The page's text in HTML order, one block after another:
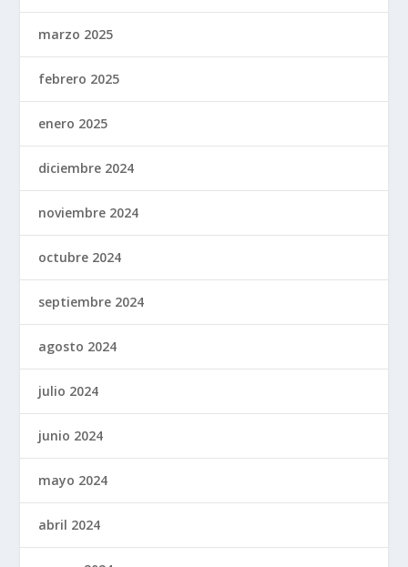
marzo 2025
febrero 2025
enero 2025
diciembre 2024
noviembre 2024
octubre 2024
septiembre 2024
agosto 2024
julio 2024
junio 2024
mayo 2024
abril 2024